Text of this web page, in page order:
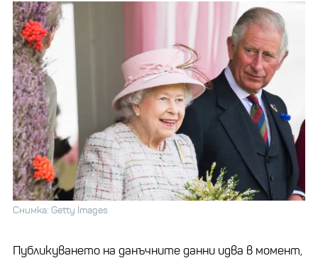
Снимка: Getty Images
Публикуването на данъчните данни идва в момент,